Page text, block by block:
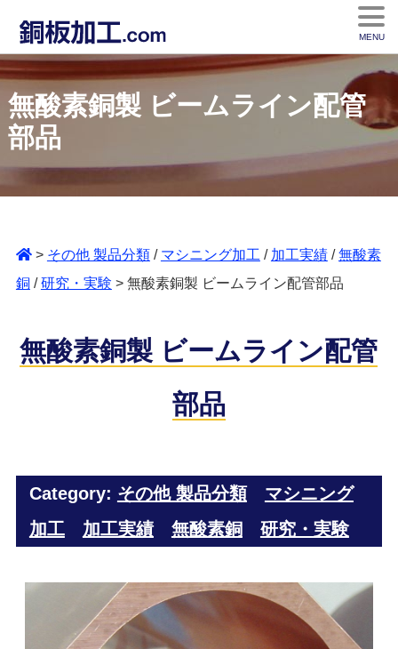
MENU
無酸素銅製 ビームライン配管
部品
> その他 製品分類/ マシニング加工 / 加工実績/無酸素
銅 /研究・実験 > 無酸素銅製 ビームライン配管部品
無酸素銅製 ビームライン配管
部品
Category: その他 製品分類
マシニング
加工
加工実績 無酸素銅 研究・実験